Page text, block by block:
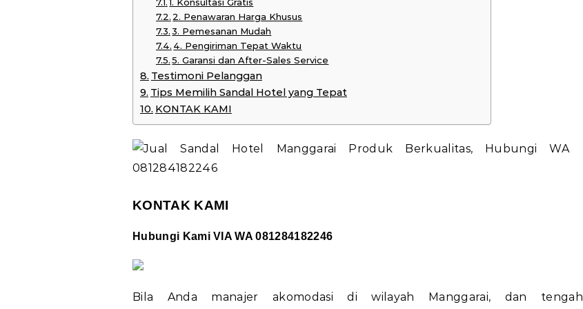
2. Penawaran Harga Khusus
3. Pemesanan Mudah
4. Pengiriman Tepat Waktu
5. Garansi dan After-Sales Service
Testimoni Pelanggan
Tips Memilih Sandal Hotel yang Tepat
KONTAK KAMI
KONTAK KAMI
Hubungi Kami VIA WA 081284182246
Bila Anda manajer akomodasi di wilayah Manggarai, dan tengah